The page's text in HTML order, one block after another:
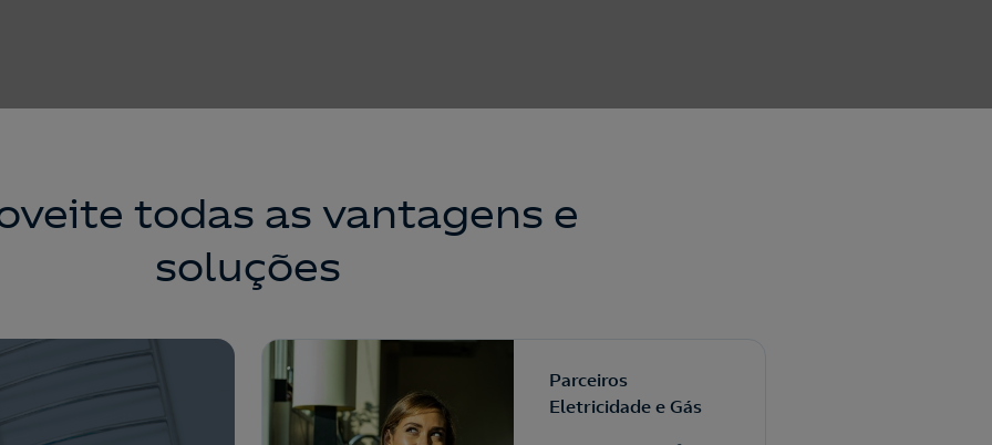
todas as vantagens e
soluções
Parceiros
Eletricidade e Gás